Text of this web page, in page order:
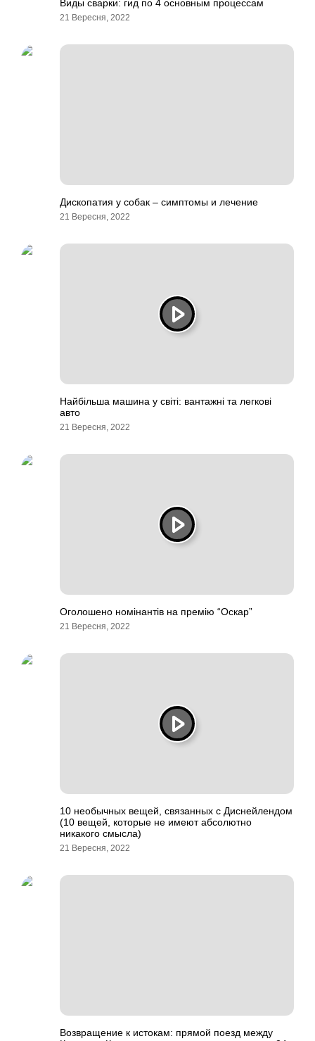
Виды сварки: гид по 4 основным процессам
21 Вересня, 2022
Дископатия у собак – симптомы и лечение
21 Вересня, 2022
Найбільша машина у світі: вантажні та легкові
авто
21 Вересня, 2022
Оголошено номінантів на премію “Оскар”
21 Вересня, 2022
10 необычных вещей, связанных с Диснейлендом
(10 вещей, которые не имеют абсолютно
никакого смысла)
21 Вересня, 2022
Возвращение к истокам: прямой поезд между